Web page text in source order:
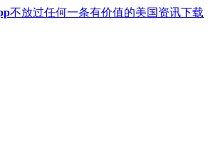
不放过任何一条有价值的美国资讯下载